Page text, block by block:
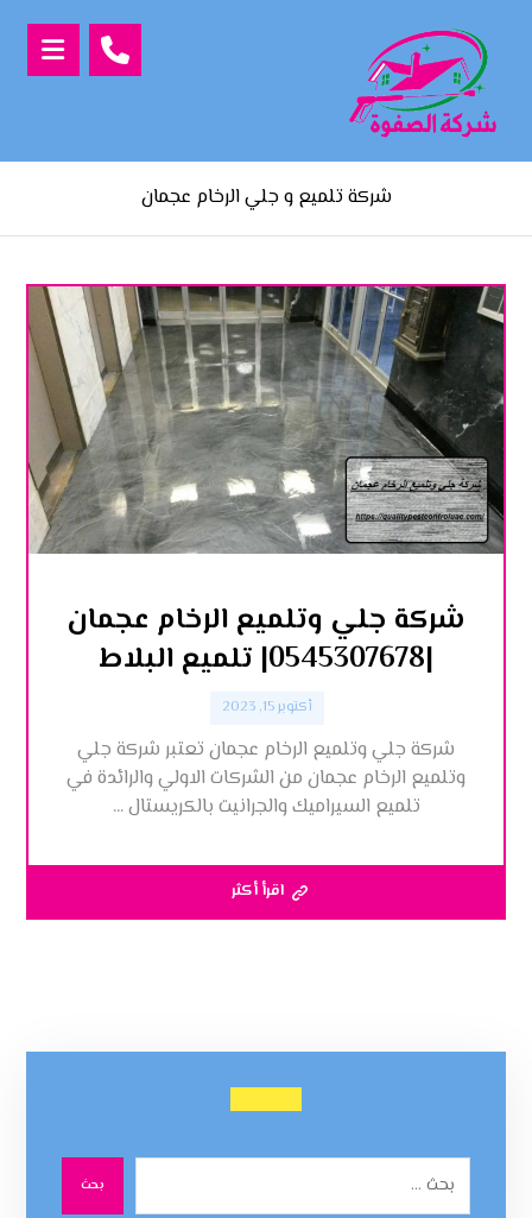
شركة تلميع و جلي الرخام عجمان
شركة جلي وتلميع الرخام عجمان
|0545307678| تلميع البلاط
أكتوبر 15, 2023
شركة جلي وتلميع الرخام عجمان تعتبر شركة جلي
وتلميع الرخام عجمان من الشركات الاولي والرائدة في
تلميع السيراميك والجرانيت بالكريستال ...
اقرأ أكثر
بحث